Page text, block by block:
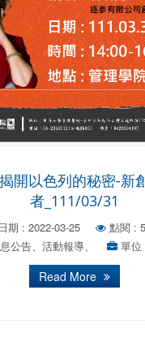
揭開以色列的秘密-新
者_111/03/31
期 : 2022-03-25
點閱 :
公告、活動報導、
單位
Read More